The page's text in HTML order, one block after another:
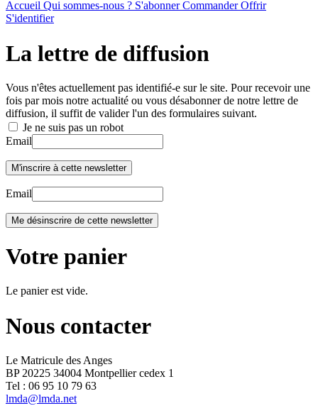
Accueil Qui sommes-nous ? S'abonnerCommanderOffrir
S'identifier
La lettre de diffusion
Vous n'êtes actuellement pas identifié-e sur le site. Pour recevoir une
fois par mois notre actualité ou vous désabonner de notre lettre de
diffusion, il suffit de valider l'un des formulaires suivant.
Je ne suis pas un robot
Email
Email
Votre panier
Le panier est vide.
Nous contacter
Le Matricule des Anges
BP 20225 34004 Montpellier cedex 1
Tel : ‭06 95 10 79 63
lmda@lmda.net